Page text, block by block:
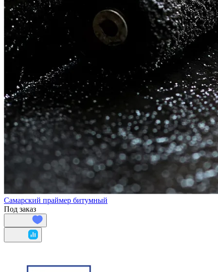
Самарский праймер битумный
Под заказ